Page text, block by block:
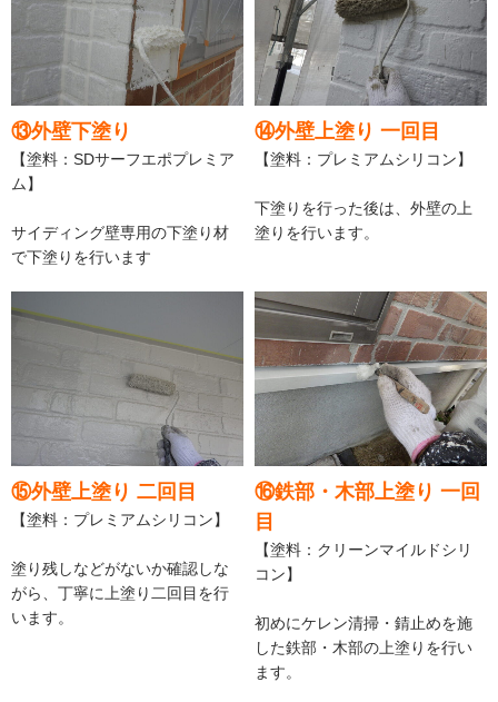
⑬外壁下塗り
【塗料：SDサーフエポプレミア
ム】
サイディング壁専用の下塗り材
で下塗りを行います
⑭外壁上塗り 一回目
【塗料：プレミアムシリコン】
下塗りを行った後は、外壁の上
塗りを行います。
⑮外壁上塗り 二回目
【塗料：プレミアムシリコン】
塗り残しなどがないか確認しな
がら、丁寧に上塗り二回目を行
います。
⑯鉄部・木部上塗り 一回
目
【塗料：クリーンマイルドシリ
コン】
初めにケレン清掃・錆止めを施
した鉄部・木部の上塗りを行い
ます。